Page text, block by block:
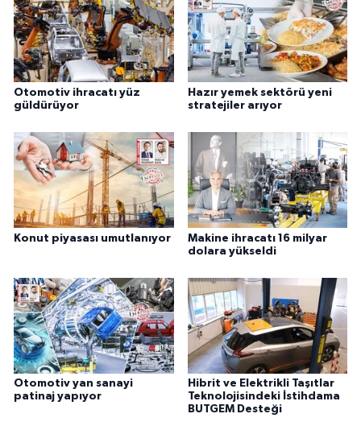
Otomotiv ihracatı yüz
güldürüyor
Hazır yemek sektörü yeni
stratejiler arıyor
Konut piyasası umutlanıyor
Makine ihracatı 16 milyar
dolara yükseldi
Otomotiv yan sanayi
patinaj yapıyor
Hibrit ve Elektrikli Taşıtlar
Teknolojisindeki İstihdama
BUTGEM Desteği